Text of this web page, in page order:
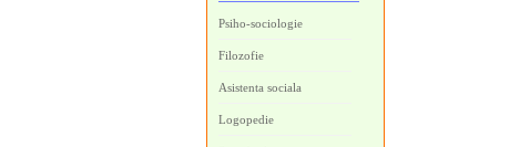
Psiho-sociologie
Filozofie
Asistenta sociala
Logopedie